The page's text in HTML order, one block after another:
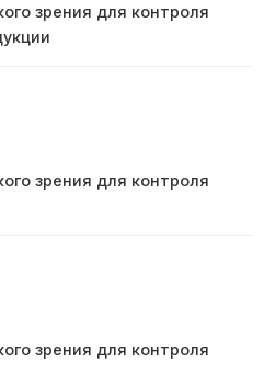
зрения для контроля
зрения для контроля
зрения для контроля